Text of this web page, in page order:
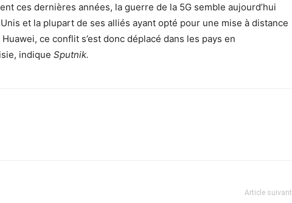
ces dernières années, la guerre de la 5G semble aujourd’hui
et la plupart de ses alliés ayant opté pour une mise à distance
ce conflit s’est donc déplacé dans les pays en
indique Sputnik.
Article suivant